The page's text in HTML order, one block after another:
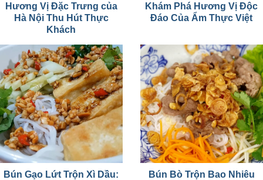
Hương Vị Đặc Trưng của
Hà Nội Thu Hút Thực
Khách
Khám Phá Hương Vị Độc
Đáo Của Ẩm Thực Việt
Bún Gạo Lứt Trộn Xì Dầu:
Bún Bò Trộn Bao Nhiêu